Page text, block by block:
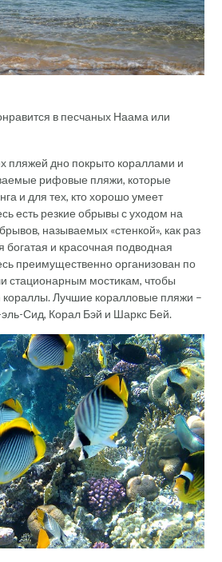
в песчаных Наама или
пляжей дно покрыто кораллами и
рифовые пляжи, которые
и для тех, кто хорошо умеет
есть резкие обрывы с уходом на
называемых «стенкой», как раз
богатая и красочная подводная
преимущественно организован по
стационарным мостикам, чтобы
Лучшие коралловые пляжи –
Сид, Корал Бэй и Шаркс Бей.